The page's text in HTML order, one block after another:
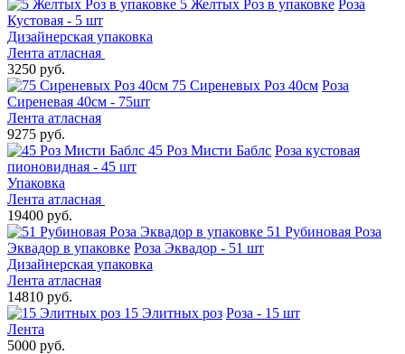
5 Желтых Роз в упаковке Роза
Кустовая - 5 шт
Дизайнерская упаковка
Лента атласная
3250 руб.
75 Сиреневых Роз 40см Роза
Сиреневая 40см - 75шт
Лента атласная
9275 руб.
45 Роз Мисти Баблс Роза кустовая
пионовидная - 45 шт
Упаковка
Лента атласная
19400 руб.
51 Рубиновая Роза
Эквадор в упаковке Роза Эквадор - 51 шт
Дизайнерская упаковка
Лента атласная
14810 руб.
15 Элитных роз Роза - 15 шт
Лента
5000 руб.